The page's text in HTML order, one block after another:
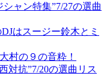
ャン特集”7/27の選曲
はスージー鈴木とミ
村の９の音粋！
対抗”7/20の選曲リス